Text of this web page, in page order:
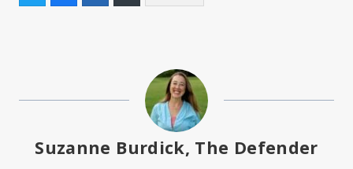
Suzanne Burdick, The Defender